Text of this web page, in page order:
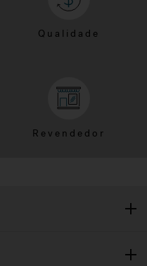
Qualidade
Revendedor